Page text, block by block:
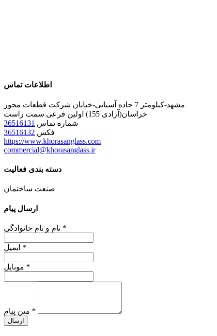
اطلاعات تماس
مشهد-کیلومتر 7 جاده آسیایی-خیابان شرکت قطعات محور
خراسان(آزادی 155) اولین فرعی سمت راست
شماره تماس 36516131
فکس 36516132
https://www.khorasanglass.com
commercial@khorasanglass.ir
دسته بندی فعالیت
صنعت ساختمان
ارسال پیام
*
*
*
*
ارسال